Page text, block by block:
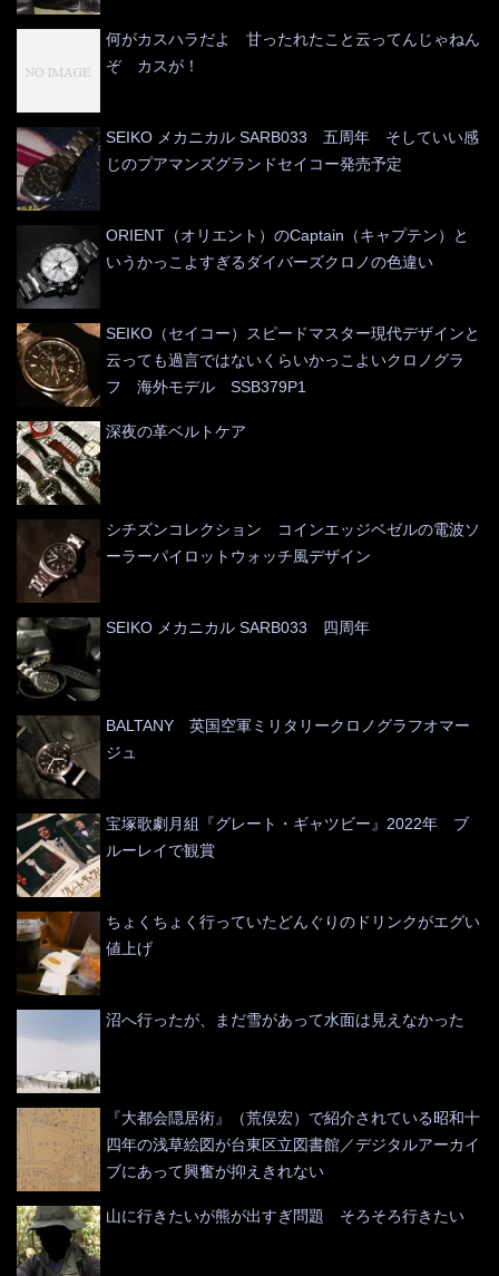
何がカスハラだよ 甘ったれたこと云ってんじゃねん
ぞ カスが！
SEIKO メカニカル SARB033 五周年 そしていい感
じのプアマンズグランドセイコー発売予定
ORIENT（オリエント）のCaptain（キャプテン）と
いうかっこよすぎるダイバーズクロノの色違い
SEIKO（セイコー）スピードマスター現代デザインと
云っても過言ではないくらいかっこよいクロノグラ
フ 海外モデル SSB379P1
深夜の革ベルトケア
シチズンコレクション コインエッジベゼルの電波ソ
ーラーパイロットウォッチ風デザイン
SEIKO メカニカル SARB033 四周年
BALTANY 英国空軍ミリタリークロノグラフオマー
ジュ
宝塚歌劇月組『グレート・ギャツビー』2022年 ブ
ルーレイで観賞
ちょくちょく行っていたどんぐりのドリンクがエグい
値上げ
沼へ行ったが、まだ雪があって水面は見えなかった
『大都会隠居術』（荒俣宏）で紹介されている昭和十
四年の浅草絵図が台東区立図書館／デジタルアーカイ
ブにあって興奮が抑えきれない
山に行きたいが熊が出すぎ問題 そろそろ行きたい